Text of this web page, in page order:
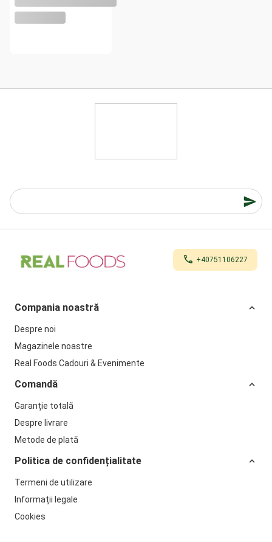
+40751106227
Compania noastră
Despre noi
Magazinele noastre
Real Foods Cadouri & Evenimente
Comandă
Garanție totală
Despre livrare
Metode de plată
Politica de confidențialitate
Termeni de utilizare
Informații legale
Cookies